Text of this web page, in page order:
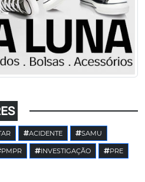
ACIDENTE SAMU
PMPR INVESTIGAÇÃO PRE